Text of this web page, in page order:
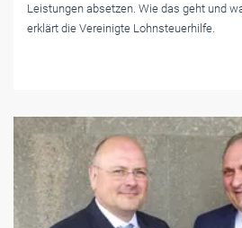
Leistungen absetzen. Wie das geht und
erklärt die Vereinigte Lohnsteuerhilfe.